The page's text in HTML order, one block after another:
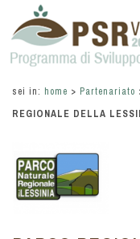
sei in: home > Partenariato
REGIONALE DELLA